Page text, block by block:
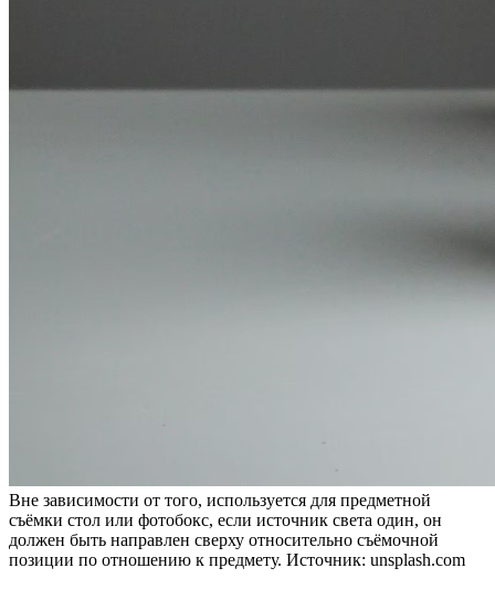
Вне зависимости от того, используется для предметной
съёмки стол или фотобокс, если источник света один, он
должен быть направлен сверху относительно съёмочной
позиции по отношению к предмету. Источник: unsplash.com